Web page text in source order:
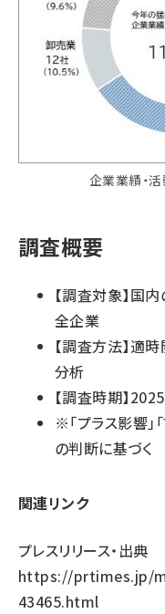
企業業績・
調査概要
【調査対象】国
全企業
【調査方法】適
分析
【調査時期】
※「プラス影響」
の判断に基づく
関連リンク
プレスリリース・出典
https://prtimes.jp/
43465.html